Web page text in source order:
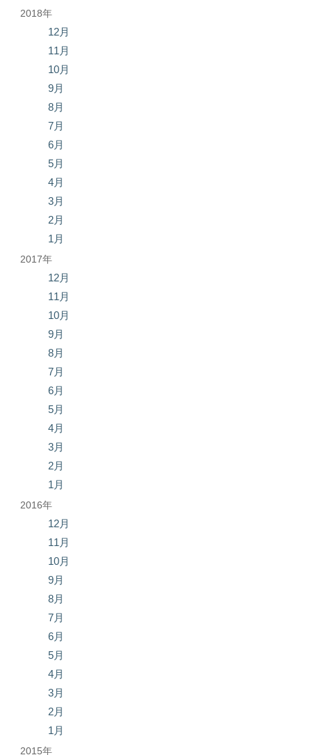
2018年
12月
11月
10月
9月
8月
7月
6月
5月
4月
3月
2月
1月
2017年
12月
11月
10月
9月
8月
7月
6月
5月
4月
3月
2月
1月
2016年
12月
11月
10月
9月
8月
7月
6月
5月
4月
3月
2月
1月
2015年